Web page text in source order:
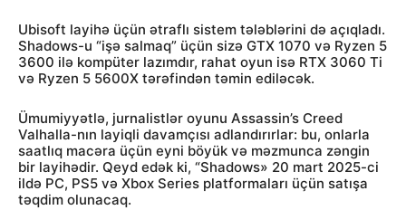
Ubisoft layihə üçün ətraflı sistem tələblərini də açıqladı.
Shadows-u “işə salmaq” üçün sizə GTX 1070 və Ryzen 5
3600 ilə kompüter lazımdır, rahat oyun isə RTX 3060 Ti
və Ryzen 5 5600X tərəfindən təmin ediləcək.
Ümumiyyətlə, jurnalistlər oyunu Assassin’s Creed
Valhalla-nın layiqli davamçısı adlandırırlar: bu, onlarla
saatlıq macəra üçün eyni böyük və məzmunca zəngin
bir layihədir. Qeyd edək ki, “Shadows» 20 mart 2025-ci
ildə PC, PS5 və Xbox Series platformaları üçün satışa
təqdim olunacaq.